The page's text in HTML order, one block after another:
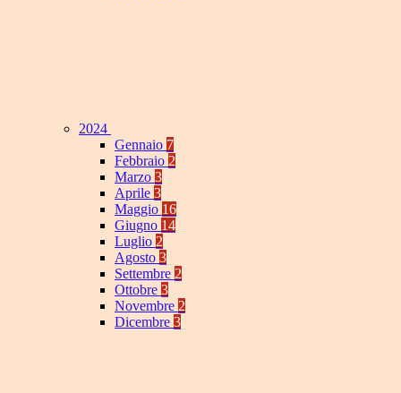
2024
Gennaio 7
Febbraio 2
Marzo 3
Aprile 3
Maggio 16
Giugno 14
Luglio 2
Agosto 3
Settembre 2
Ottobre 3
Novembre 2
Dicembre 3